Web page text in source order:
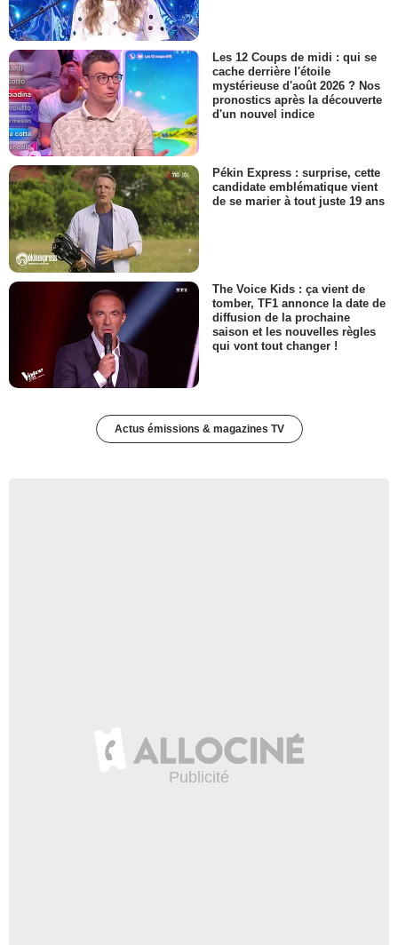
Les 12 Coups de midi : qui se
cache derrière l'étoile
mystérieuse d'août 2026 ? Nos
pronostics après la découverte
d'un nouvel indice
Pékin Express : surprise, cette
candidate emblématique vient
de se marier à tout juste 19 ans
The Voice Kids : ça vient de
tomber, TF1 annonce la date de
diffusion de la prochaine
saison et les nouvelles règles
qui vont tout changer !
Actus émissions & magazines TV